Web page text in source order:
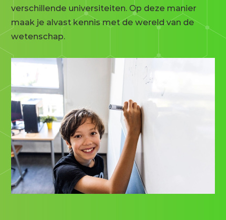
verschillende universiteiten. Op deze manier
maak je alvast kennis met de wereld van de
wetenschap.